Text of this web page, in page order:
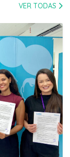
VER TODAS